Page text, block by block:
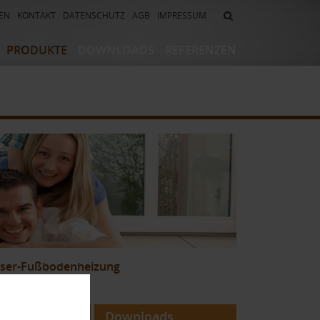
KONTAKT DATENSCHUTZ AGB IMPRESSUM
PRODUKTE
Abdichtsysteme
Randbalkonabschlusssysteme
Randbalkonrinnensysteme
Flächendrainagesysteme
Drainrost-/Rinnensysteme
Mörtel-/ Klebersysteme
Fußbodenheizung
Downloads